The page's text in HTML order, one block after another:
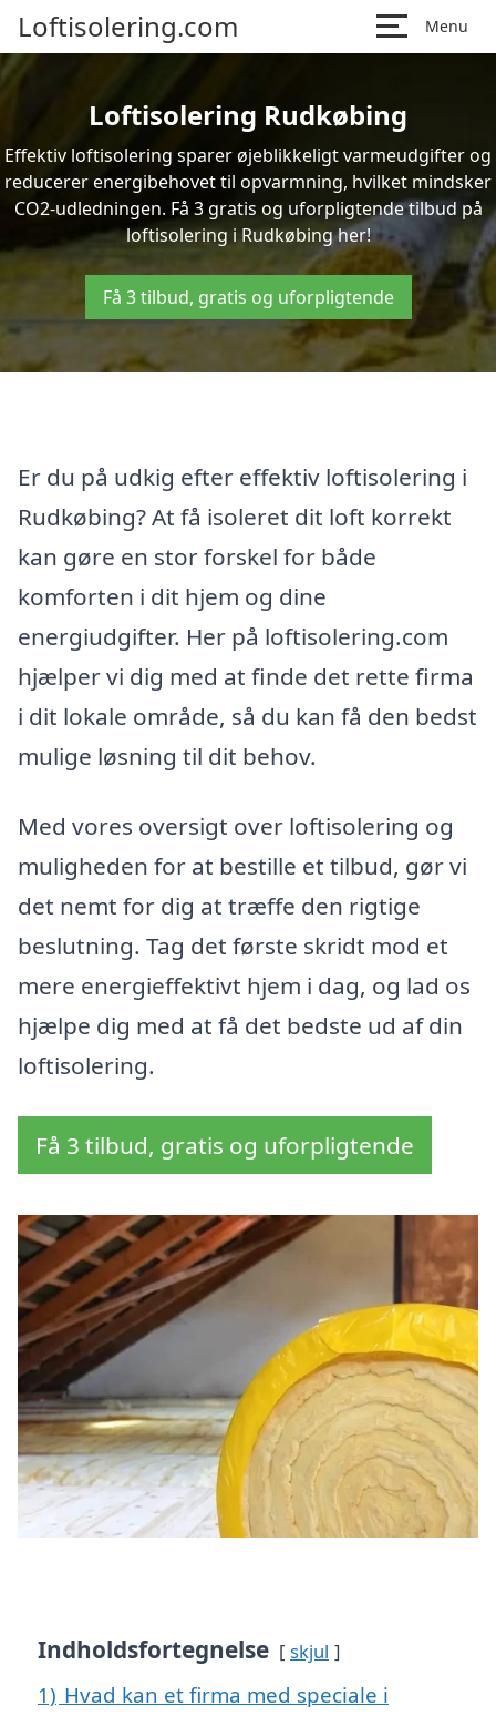
Loftisolering.com Menu
Loftisolering Rudkøbing
Effektiv loftisolering sparer øjeblikkeligt varmeudgifter og
reducerer energibehovet til opvarmning, hvilket mindsker
CO2-udledningen. Få 3 gratis og uforpligtende tilbud på
loftisolering i Rudkøbing her!
Få 3 tilbud, gratis og uforpligtende
Er du på udkig efter effektiv loftisolering i
Rudkøbing? At få isoleret dit loft korrekt
kan gøre en stor forskel for både
komforten i dit hjem og dine
energiudgifter. Her på loftisolering.com
hjælper vi dig med at finde det rette firma
i dit lokale område, så du kan få den bedst
mulige løsning til dit behov.
Med vores oversigt over loftisolering og
muligheden for at bestille et tilbud, gør vi
det nemt for dig at træffe den rigtige
beslutning. Tag det første skridt mod et
mere energieffektivt hjem i dag, og lad os
hjælpe dig med at få det bedste ud af din
loftisolering.
Få 3 tilbud, gratis og uforpligtende
Indholdsfortegnelse skjul
1) Hvad kan et firma med speciale i